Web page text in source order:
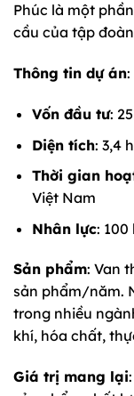
Phúc là một
cầu của tập
Thông tin dự án:
Vốn đầu tư:
Diện tích: 3,4
Thời gian
Việt Nam
Nhân lực:
Sản phẩm: Van
sản phẩm/năm.
trong nhiều
khí, hóa chất,
Giá trị mang lại